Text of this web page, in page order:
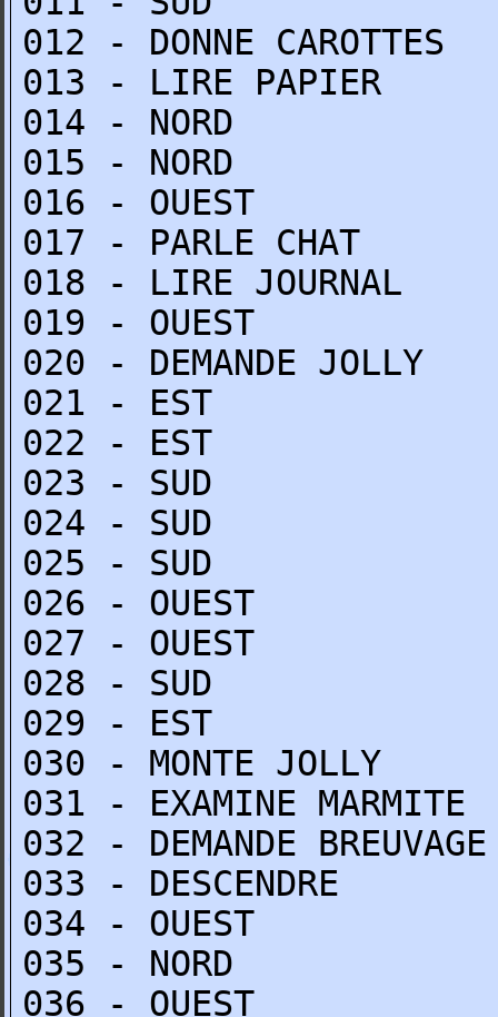
012 - DONNE CAROTTES
013 - LIRE PAPIER
014 - NORD
015 - NORD
016 - OUEST
017 - PARLE CHAT
018 - LIRE JOURNAL
019 - OUEST
020 - DEMANDE JOLLY
021 - EST
022 - EST
023 - SUD
024 - SUD
025 - SUD
026 - OUEST
027 - OUEST
028 - SUD
029 - EST
030 - MONTE JOLLY
031 - EXAMINE MARMITE
032 - DEMANDE BREUVAGE
033 - DESCENDRE
034 - OUEST
035 - NORD
036 - OUEST